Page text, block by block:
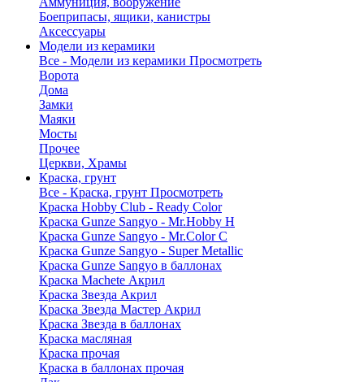
Боеприпасы, ящики, канистры
Аксессуары
Модели из керамики
Все - Модели из керамики Просмотреть
Ворота
Дома
Замки
Маяки
Мосты
Прочее
Церкви, Храмы
Краска, грунт
Все - Краска, грунт Просмотреть
Краска Hobby Club - Ready Color
Краска Gunze Sangyo - Mr.Hobby H
Краска Gunze Sangyo - Mr.Color C
Краска Gunze Sangyo - Super Metallic
Краска Gunze Sangyo в баллонах
Краска Machete Акрил
Краска Звезда Акрил
Краска Звезда Мастер Акрил
Краска Звезда в баллонах
Краска масляная
Краска прочая
Краска в баллонах прочая